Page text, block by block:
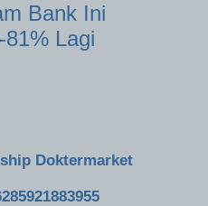
Bank Ini
Lagi
Doktermarket